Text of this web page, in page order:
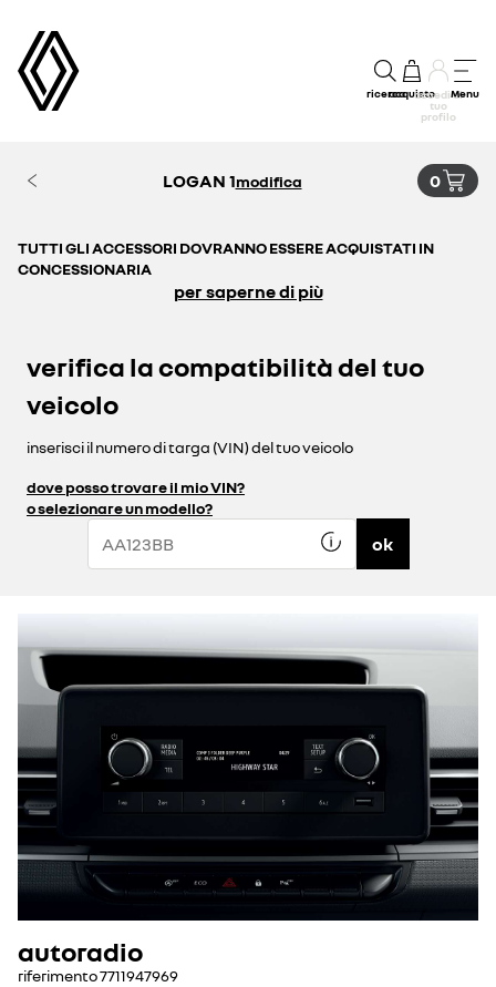
ricercaacquistoaccedi al
tuo
profilo
Menu
LOGAN 1modifica 0
TUTTI GLI ACCESSORI DOVRANNO ESSERE ACQUISTATI IN
CONCESSIONARIA
per saperne di più
verifica la compatibilità del tuo
veicolo
inserisci il numero di targa (VIN) del tuo veicolo
dove posso trovare il mio VIN?
o selezionare un modello?
ok
autoradio
riferimento7711947969